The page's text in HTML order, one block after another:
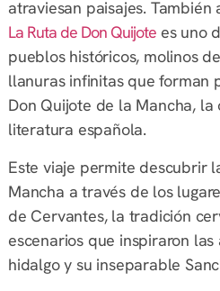
atraviesan paisajes. También
La Ruta de Don Quijotees uno
pueblos históricos, molinos
llanuras infinitas que forman
Don Quijote de la Mancha,
literatura española.
Este viaje permite descubrir
Mancha a través de los
de Cervantes, la tradición
escenarios que inspiraron
hidalgo y su inseparable